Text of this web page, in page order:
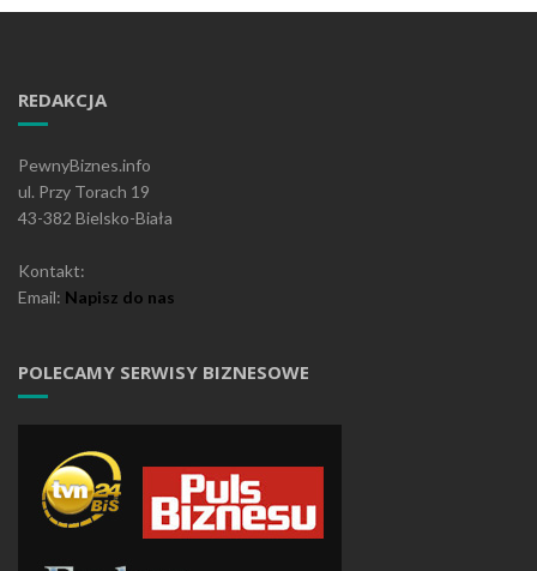
REDAKCJA
PewnyBiznes.info
ul. Przy Torach 19
43-382 Bielsko-Biała
Kontakt:
Email: Napisz do nas
POLECAMY SERWISY BIZNESOWE